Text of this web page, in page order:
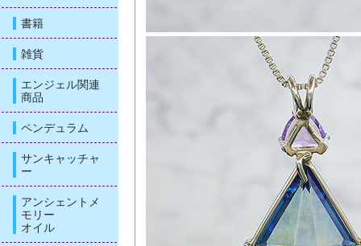
書籍
雑貨
エンジェル関連
商品
ペンデュラム
サンキャッチャ
ー
アンシェントメ
モリー
オイル